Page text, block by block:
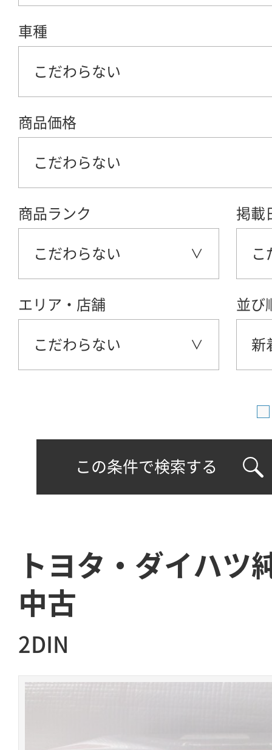
車種
こだわらない
商品価格
こだわらない
商品ランク
こだわらない
掲載
こ
エリア・店舗
こだわらない
並び
新
この条件で検索する
トヨタ・ダイハ
中古
2DIN